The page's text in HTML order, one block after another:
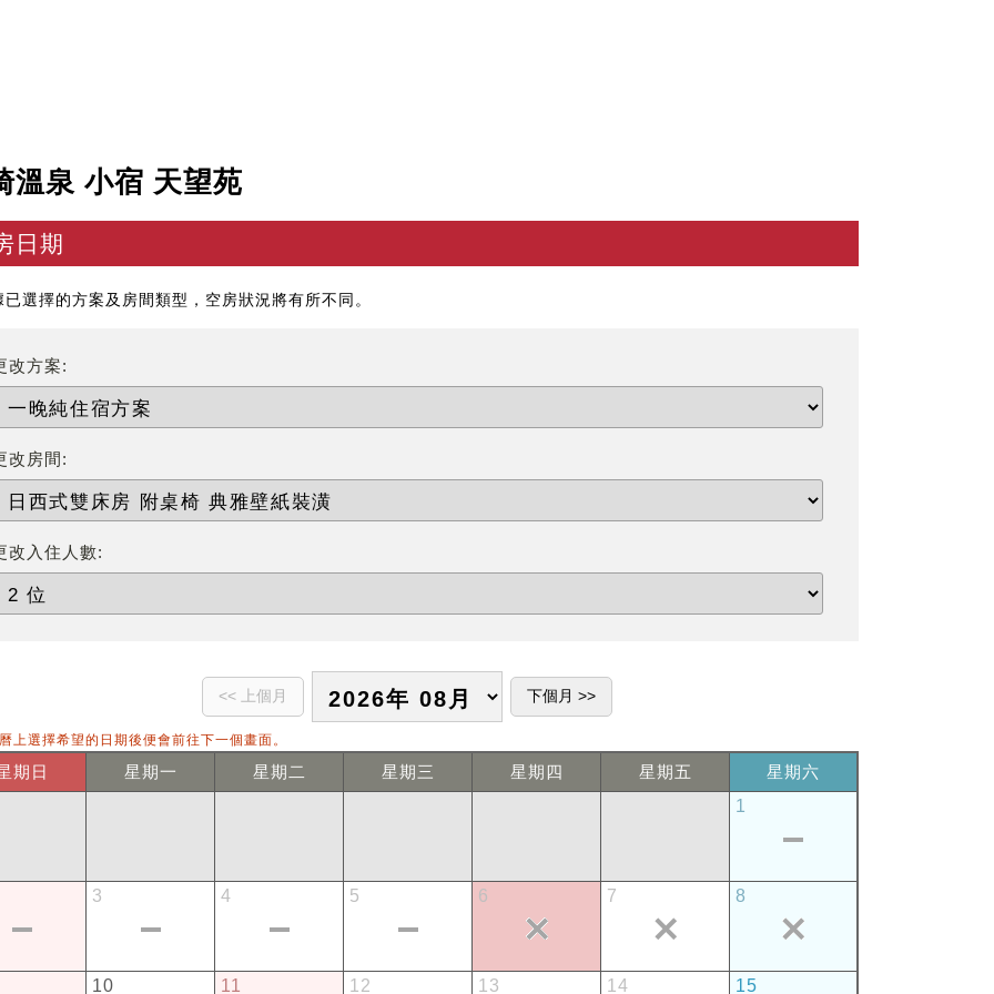
溫泉 小宿 天望苑
日期
選擇的方案及房間類型，空房狀況將有所不同。
改方案:
改房間:
改入住人數:
上選擇希望的日期後便會前往下一個畫面。
期日 星期一 星期二 星期三 星期四 星期五
星期六
1
3 4 5 6 7 8
10 11 12 13 14 15